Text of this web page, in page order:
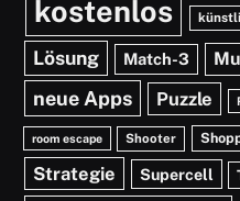
kostenlos
Lösung Match-3
neue Apps Puzzle
room escape Shooter
Strategie Supercell